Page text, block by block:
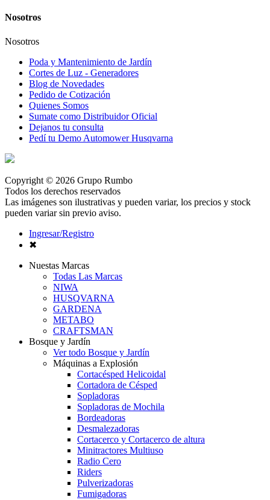
Nosotros
Nosotros
Poda y Mantenimiento de Jardín
Cortes de Luz - Generadores
Blog de Novedades
Pedido de Cotización
Quienes Somos
Sumate como Distribuidor Oficial
Dejanos tu consulta
Pedí tu Demo Automower Husqvarna
Copyright © 2026 Grupo Rumbo
Todos los derechos reservados
Las imágenes son ilustrativas y pueden variar, los precios y stock
pueden variar sin previo aviso.
Ingresar/Registro
✖
Nuestas Marcas
Todas Las Marcas
NIWA
HUSQVARNA
GARDENA
METABO
CRAFTSMAN
Bosque y Jardín
Ver todo Bosque y Jardín
Máquinas a Explosión
Cortacésped Helicoidal
Cortadora de Césped
Sopladoras
Sopladoras de Mochila
Bordeadoras
Desmalezadoras
Cortacerco y Cortacerco de altura
Minitractores Multiuso
Radio Cero
Riders
Pulverizadoras
Fumigadoras